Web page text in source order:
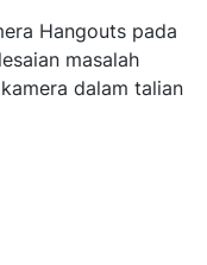
Hangouts pada
masalah
dalam talian